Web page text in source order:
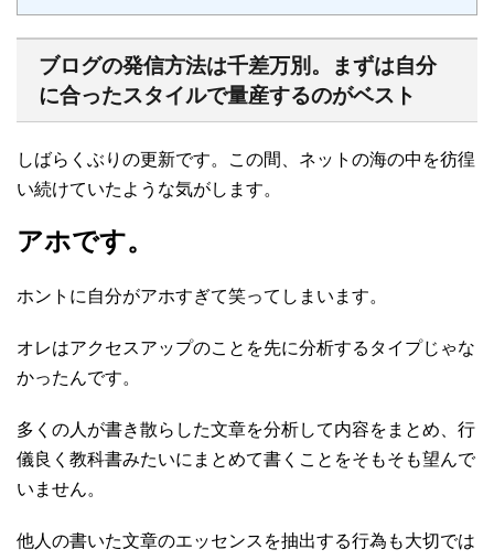
ブログの発信方法は千差万別。まずは自分
に合ったスタイルで量産するのがベスト
しばらくぶりの更新です。この間、ネットの海の中を彷徨
い続けていたような気がします。
アホです。
ホントに自分がアホすぎて笑ってしまいます。
オレはアクセスアップのことを先に分析するタイプじゃな
かったんです。
多くの人が書き散らした文章を分析して内容をまとめ、行
儀良く教科書みたいにまとめて書くことをそもそも望んで
いません。
他人の書いた文章のエッセンスを抽出する行為も大切では